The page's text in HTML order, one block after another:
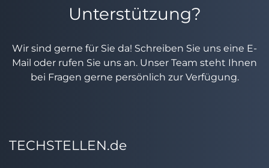
Unterstützung?
Wir sind gerne für Sie da! Schreiben Sie uns eine E-
Mail oder rufen Sie uns an. Unser Team steht Ihnen
bei Fragen gerne persönlich zur Verfügung.
TECHSTELLEN.de